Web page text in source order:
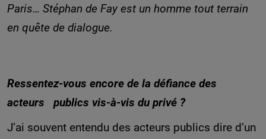
Paris… Stéphan de Fay est un homme tout terrain
en quête de dialogue.
Ressentez-vous encore de la défiance des
acteurs publics vis-à-vis du privé ?
J’ai souvent entendu des acteurs publics dire d’un